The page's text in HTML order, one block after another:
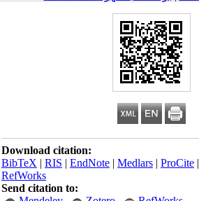
Download citation:
BibTeX|RIS|EndNote|Medlars|
RefWorks
Send citation to: